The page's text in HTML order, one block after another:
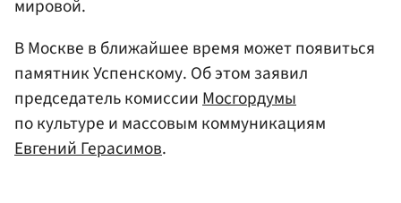
мировой.
В Москве в ближайшее время может появиться
памятник Успенскому. Об этом заявил
председатель комиссииМосгордумы
по культуре и массовым коммуникациям
Евгений Герасимов.